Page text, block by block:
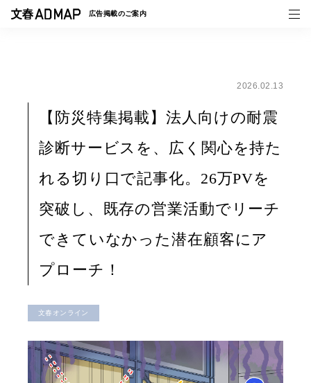
広告掲載のご案内
事例一覧
トピックス
2026.02.13
【防災特集掲載】法人向けの耐震
診断サービスを、広く関心を持た
れる切り口で記事化。26万PVを
突破し、既存の営業活動でリーチ
できていなかった潜在顧客にア
プローチ！
文春オンライン